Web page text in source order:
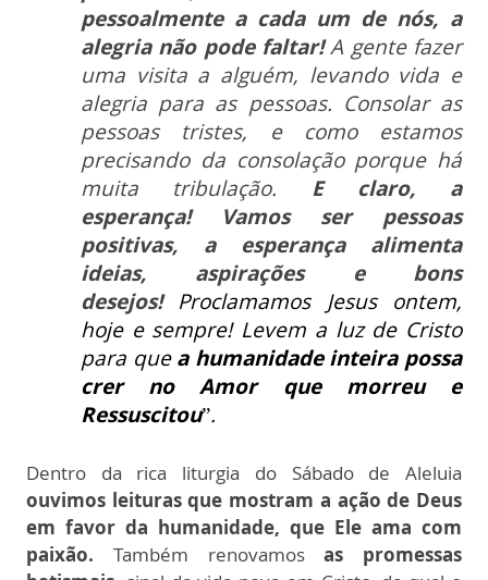
pessoalmente a cada um de nós, a
alegria não pode faltar!A gente fazer
uma visita a alguém, levando vida e
alegria para as pessoas. Consolar as
pessoas tristes, e como estamos
precisando da consolação porque há
muita tribulação. E claro, a
esperança! Vamos ser pessoas
positivas, a esperança alimenta
ideias, aspirações e bons
desejos! Proclamamos Jesus ontem,
hoje e sempre! Levem a luz de Cristo
para quea humanidade inteira possa
crer no Amor que morreu e
Ressuscitou”.
Dentro da rica liturgia do Sábado de Aleluia
ouvimos leituras que mostram a ação de Deus
em favor da humanidade, que Ele ama com
paixão. Também renovamosas promessas